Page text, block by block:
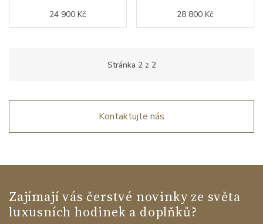
24 900 Kč 28 800 Kč
Stránka 2z 2
Kontaktujte nás
Zajímají vás čerstvé novinky ze světa
luxusních hodinek a doplňků?